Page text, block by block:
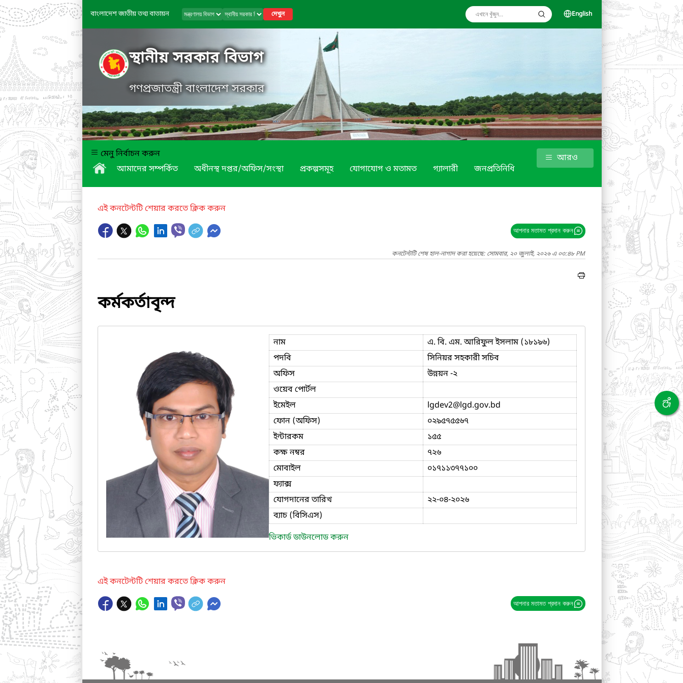
বাংলাদেশ জাতীয় তথ্য বাতায়ন দেখুন English
স্থানীয় সরকার বিভাগ
গণপ্রজাতন্ত্রী বাংলাদেশ সরকার
মেনু নির্বাচন করুন
আমাদের সম্পর্কিত
অধীনস্থ দপ্তর/অফিস/সংস্থা প্রকল্পসমূহ যোগাযোগ ও মতামত গ্যালারী জনপ্রতিনিধি
আরও
এই কনটেন্টটি শেয়ার করতে ক্লিক করুন
আপনার মতামত প্রদান করুন
কনটেন্টটি শেষ হাল-নাগাদ করা হয়েছে: সোমবার, ২০ জুলাই, ২০২৬ এ ০৩:৪৮ PM
কর্মকর্তাবৃন্দ
নাম
এ. বি. এম. আরিফুল ইসলাম (১৮১৯৬)
পদবি
সিনিয়র সহকারী সচিব
অফিস
উন্নয়ন -২
ওয়েব পোর্টল
ইমেইল
lgdev2@lgd.gov.bd
ফোন (অফিস)
০২৯৫৭৫৫৬৭
ইন্টারকম
১৫৫
কক্ষ নম্বর
৭২৬
মোবাইল
০১৭১১৩৭৭১০০
ফ্যাক্স
যোগদানের তারিখ
২২-০৪-২০২৬
ব্যাচ (বিসিএস)
ভিকার্ড ডাউনলোড করুন
এই কনটেন্টটি শেয়ার করতে ক্লিক করুন
আপনার মতামত প্রদান করুন